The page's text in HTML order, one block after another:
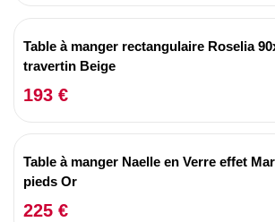
Table à manger rectangulaire Roselia
travertin Beige
193 €
Table à manger Naelle en Verre effet
pieds Or
225 €